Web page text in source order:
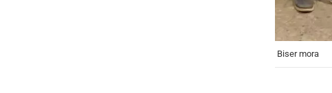
Dijaki SŠGT Radenci z mentorjema na tekmovanju Biser mora